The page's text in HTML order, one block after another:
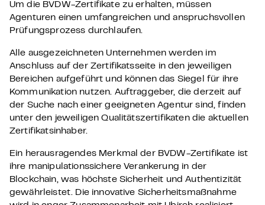
Um die BVDW-Zertifikate zu erhalten, müssen
Agenturen einen umfangreichen und anspruchsvollen
Prüfungsprozess durchlaufen.
Alle ausgezeichneten Unternehmen werden im
Anschluss auf der Zertifikatsseite in den jeweiligen
Bereichen aufgeführt und können das Siegel für ihre
Kommunikation nutzen. Auftraggeber, die derzeit auf
der Suche nach einer geeigneten Agentur sind, finden
unter den jeweiligen Qualitätszertifikaten die aktuellen
Zertifikatsinhaber.
Ein herausragendes Merkmal der BVDW-Zertifikate ist
ihre manipulationssichere Verankerung in der
Blockchain, was höchste Sicherheit und Authentizität
gewährleistet. Die innovative Sicherheitsmaßnahme